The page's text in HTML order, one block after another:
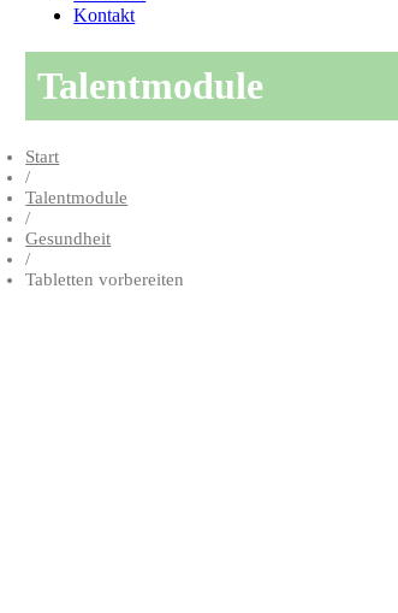
Kontakt
Talentmodule
Start
/
Talentmodule
/
Gesundheit
/
Tabletten vorbereiten